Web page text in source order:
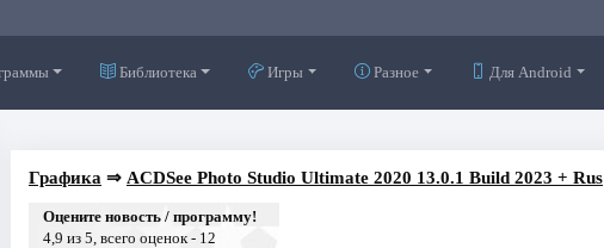
Библиотека Игры Разное Для Android
Графика ⇒ ACDSee Photo Studio Ultimate 2020 13.0.1 Build 2023 + Rus
Оцените новость / программу!
4,9 из 5, всего оценок - 12